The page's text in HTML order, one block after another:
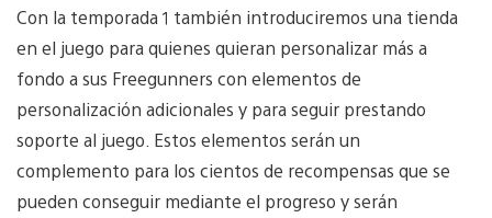
Con la temporada 1 también introduciremos una tienda
en el juego para quienes quieran personalizar más a
fondo a sus Freegunners con elementos de
personalización adicionales y para seguir prestando
soporte al juego. Estos elementos serán un
complemento para los cientos de recompensas que se
pueden conseguir mediante el progreso y serán